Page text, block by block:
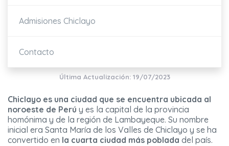
Admisiones Chiclayo
Contacto
Última Actualización: 19/07/2023
Chiclayo es una ciudad que se encuentra ubicada al
noroeste de Perú y es la capital de la provincia
homónima y de la región de Lambayeque. Su nombre
inicial era Santa María de los Valles de Chiclayo y se ha
convertido en la cuarta ciudad más poblada del país.